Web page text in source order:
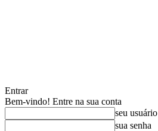
Entrar
Bem-vindo! Entre na sua conta
seu usuário
sua senha